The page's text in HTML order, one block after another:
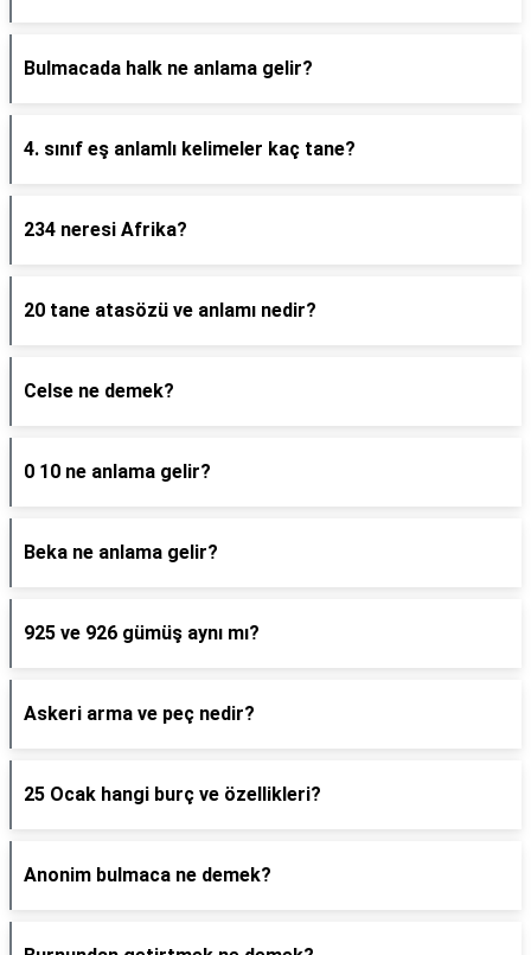
Bulmacada halk ne anlama gelir?
4. sınıf eş anlamlı kelimeler kaç tane?
234 neresi Afrika?
20 tane atasözü ve anlamı nedir?
Celse ne demek?
0 10 ne anlama gelir?
Beka ne anlama gelir?
925 ve 926 gümüş aynı mı?
Askeri arma ve peç nedir?
25 Ocak hangi burç ve özellikleri?
Anonim bulmaca ne demek?